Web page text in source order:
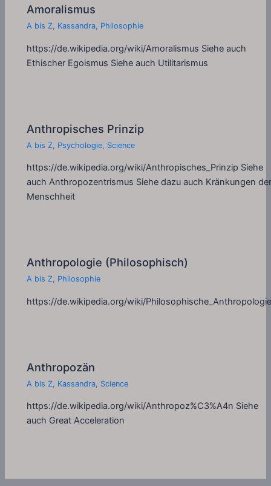
Amoralismus
A bis Z, Kassandra, Philosophie
https://de.wikipedia.org/wiki/Amoralismus Siehe auch
Ethischer Egoismus Siehe auch Utilitarismus
Anthropisches Prinzip
A bis Z, Psychologie, Science
https://de.wikipedia.org/wiki/Anthropisches_Prinzip Siehe
auch Anthropozentrismus Siehe dazu auch Kränkungen
Menschheit
Anthropologie (Philosophisch)
A bis Z, Philosophie
https://de.wikipedia.org/wiki/
Anthropozän
A bis Z, Kassandra, Science
https://de.wikipedia.org/wiki/Anthropoz%C3%A4n Siehe
auch Great Acceleration